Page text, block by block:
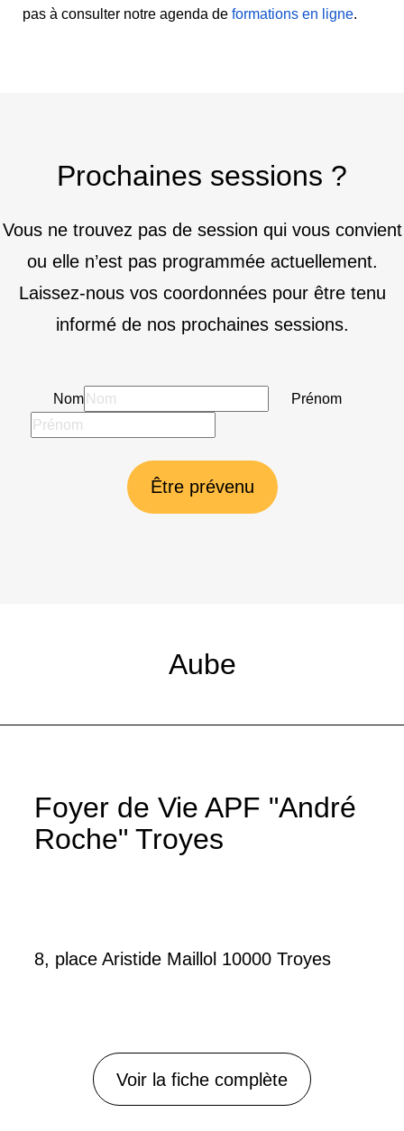
pas à consulter notre agenda de formations en ligne.
Prochaines sessions ?
Vous ne trouvez pas de session qui vous convient
ou elle n’est pas programmée actuellement.
Laissez-nous vos coordonnées pour être tenu
informé de nos prochaines sessions.
Nom Prénom
Être prévenu
Aube
Foyer de Vie APF "André
Roche" Troyes
8, place Aristide Maillol 10000 Troyes
Voir la fiche complète